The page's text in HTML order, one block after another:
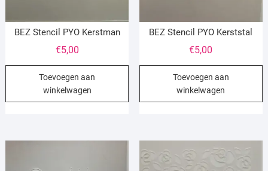
BEZ Stencil PYO Kerstman
€5,00
Toevoegen aan
winkelwagen
BEZ Stencil PYO Kerststal
€5,00
Toevoegen aan
winkelwagen